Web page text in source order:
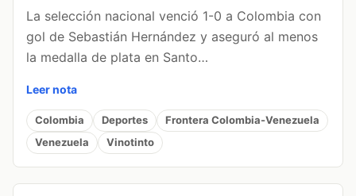
La selección nacional venció 1-0 a Colombia con
gol de Sebastián Hernández y aseguró al menos
la medalla de plata en Santo…
Leer nota
Colombia Deportes
Frontera Colombia-Venezuela
Venezuela
Vinotinto